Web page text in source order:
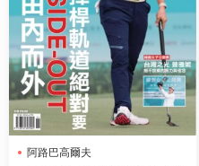
阿路巴高爾夫